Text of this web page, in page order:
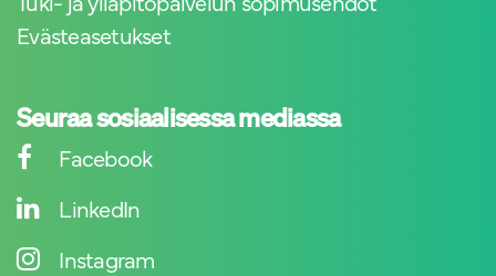
Evästeasetukset
Seuraa sosiaalisessa mediassa
Facebook
LinkedIn
Instagram